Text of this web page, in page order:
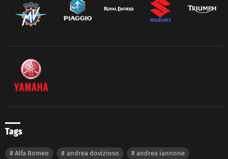
Tags
Alfa Romeo andrea dovizioso
andrea iannone